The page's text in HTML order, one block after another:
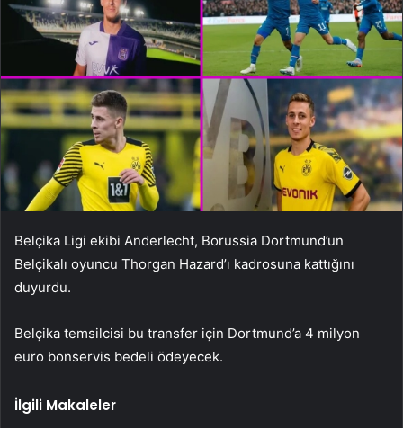
Belçika Ligi ekibi Anderlecht, Borussia Dortmund’un
Belçikalı oyuncu Thorgan Hazard’ı kadrosuna kattığını
duyurdu.
Belçika temsilcisi bu transfer için Dortmund’a 4 milyon
euro bonservis bedeli ödeyecek.
İlgili Makaleler